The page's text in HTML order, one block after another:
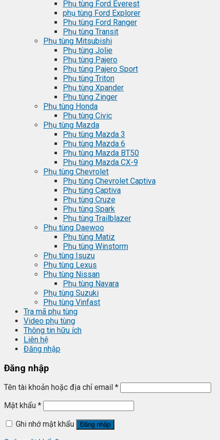
Phụ tùng Ford Everest
phụ tùng Ford Explorer
Phụ tùng Ford Ranger
Phụ tùng Transit
Phụ tùng Mitsubishi
Phụ tùng Jolie
Phụ tùng Pajero
Phụ tùng Pajero Sport
Phụ tùng Triton
Phụ tùng Xpander
Phụ tùng Zinger
Phụ tùng Honda
Phụ tùng Civic
Phụ tùng Mazda
Phụ tùng Mazda 3
Phụ tùng Mazda 6
Phụ tùng Mazda BT50
Phụ tùng Mazda CX-9
Phụ tùng Chevrolet
Phụ tùng Chevrolet Captiva
Phụ tùng Captiva
Phụ tùng Cruze
Phụ tùng Spark
Phụ tùng Trailblazer
Phụ tùng Daewoo
Phụ tùng Matiz
Phụ tùng Winstorm
Phụ tùng Isuzu
Phụ tùng Lexus
Phụ tùng Nissan
Phụ tùng Navara
Phụ tùng Suzuki
Phụ tùng Vinfast
Tra mã phụ tùng
Video phụ tùng
Thông tin hữu ích
Liên hệ
Đăng nhập
Đăng nhập
Tên tài khoản hoặc địa chỉ email *
Mật khẩu *
Ghi nhớ mật khẩu
Đăng nhập